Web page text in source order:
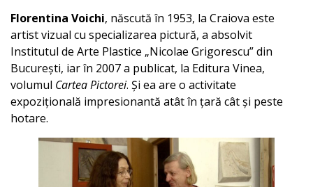
Florentina Voichi, născută în 1953, la Craiova este
artist vizual cu specializarea pictură, a absolvit
Institutul de Arte Plastice „Nicolae Grigorescu” din
București, iar în 2007 a publicat, la Editura Vinea,
volumul Cartea Pictorei. Și ea are o activitate
expozițională impresionantă atât în țară cât și peste
hotare.